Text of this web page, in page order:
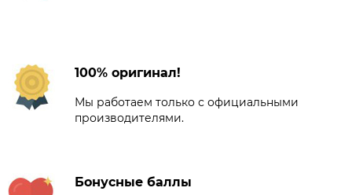
100% оригинал!
Мы работаем только с официальными
производителями.
Бонусные баллы